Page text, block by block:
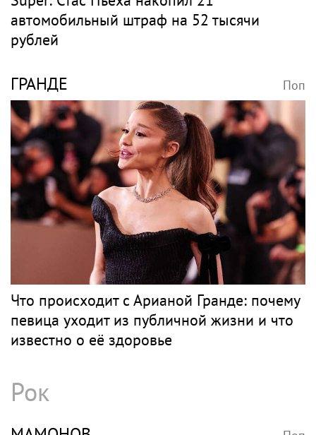
автомобильный штраф на 52 тысячи
рублей
ГРАНДЕ Поп
Что происходит с Арианой Гранде: почему
певица уходит из публичной жизни и что
известно о её здоровье
Рок